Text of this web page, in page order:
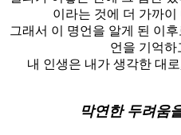
이라는 것에 더 가까
그래서 이 명언을 알게 된 이
언을 기억하
내 인생은 내가 생각한 대
막연한 두려움